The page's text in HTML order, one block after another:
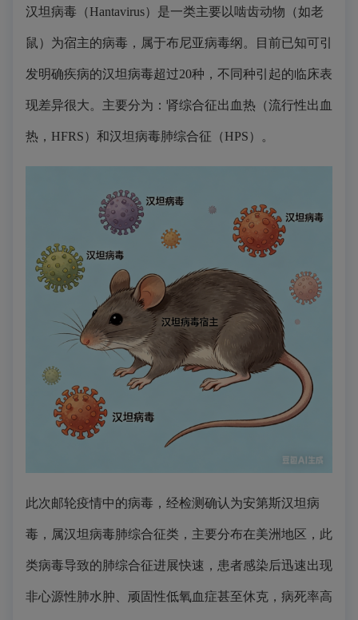
汉坦病毒（Hantavirus）是一类主要以 啮齿动物 （如老
鼠）为宿主的病毒，属于布尼亚病毒纲。目前已知可引
发明确疾病的汉坦病毒超过20种，不同种引起的临床表
现差异很大。主要分为：肾综合征出血热（流行性出血
热，HFRS）和汉坦病毒肺综合征（HPS）。
此次邮轮疫情中的病毒，经检测确认为安第斯汉坦病
毒，属汉坦病毒肺综合征类，主要分布在美洲地区，此
类病毒导致的肺综合征进展快速，患者感染后迅速出现
非心源性肺水肿、顽固性低氧血症甚至休克，病死率高